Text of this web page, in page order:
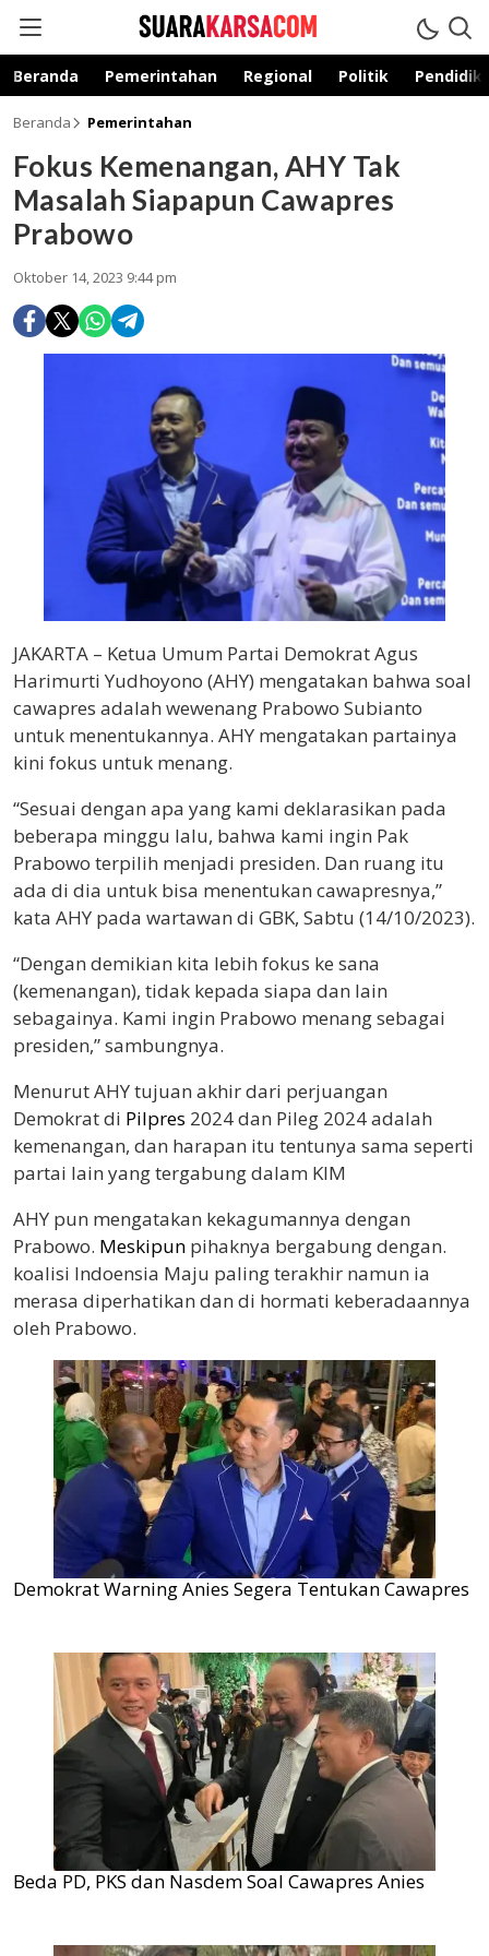
suarakarsa.com
Informasi terpercaya
Beranda Pemerintahan Regional Politik
Beranda Pemerintahan
Fokus Kemenangan, AHY Tak
Masalah Siapapun Cawapres
Prabowo
Oktober 14, 2023 9:44 pm
JAKARTA – Ketua Umum Partai Demokrat Agus
Harimurti Yudhoyono (AHY) mengatakan bahwa soal
cawapres adalah wewenang Prabowo Subianto
untuk menentukannya. AHY mengatakan partainya
kini fokus untuk menang.
“Sesuai dengan apa yang kami deklarasikan pada
beberapa minggu lalu, bahwa kami ingin Pak
Prabowo terpilih menjadi presiden. Dan ruang itu
ada di dia untuk bisa menentukan cawapresnya,”
kata AHY pada wartawan di GBK, Sabtu (14/10/2023).
“Dengan demikian kita lebih fokus ke sana
(kemenangan), tidak kepada siapa dan lain
sebagainya. Kami ingin Prabowo menang sebagai
presiden,” sambungnya.
Menurut AHY tujuan akhir dari perjuangan
Demokrat di Pilpres 2024 dan Pileg 2024 adalah
kemenangan, dan harapan itu tentunya sama seperti
partai lain yang tergabung dalam KIM
AHY pun mengatakan kekagumannya dengan
Prabowo. Meskipun pihaknya bergabung dengan.
koalisi Indoensia Maju paling terakhir namun ia
merasa diperhatikan dan di hormati keberadaannya
oleh Prabowo.
Demokrat Warning Anies Segera Tentukan Cawapres
Beda PD, PKS dan Nasdem Soal Cawapres Anies